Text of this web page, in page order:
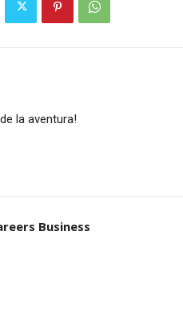
la aventura!
Business